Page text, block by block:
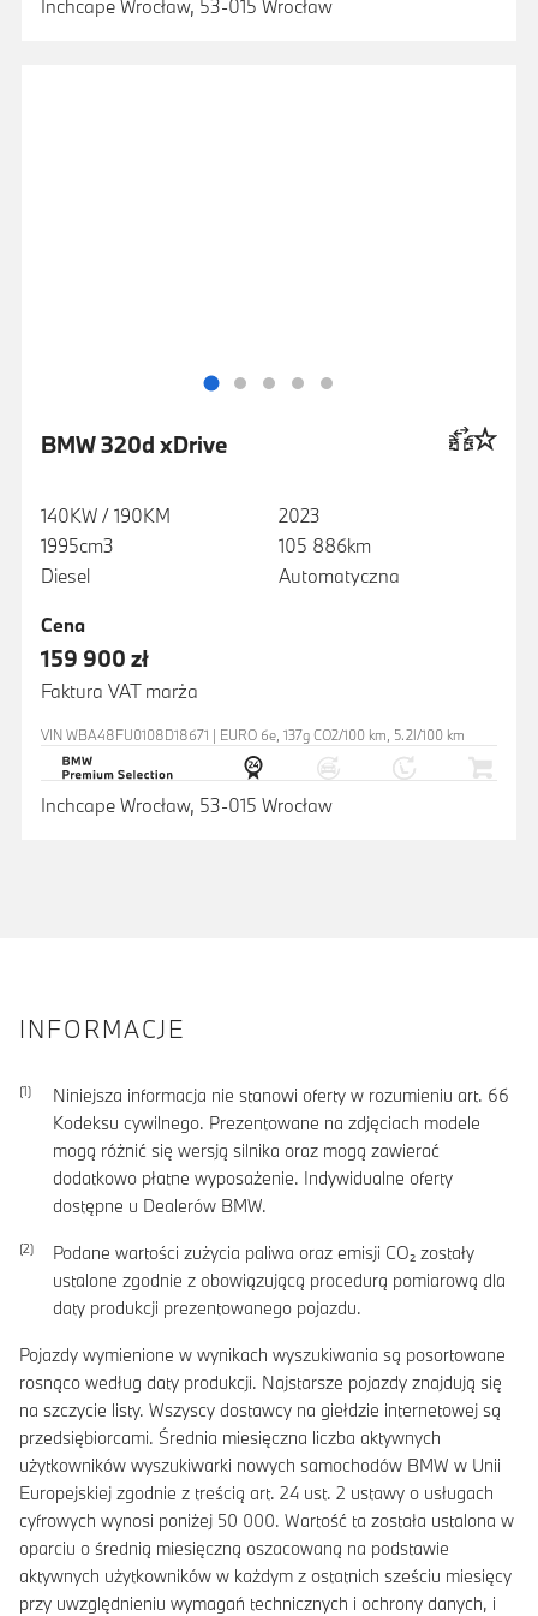
Inchcape Wrocław, 53-015 Wrocław
BMW 320d xDrive
140KW / 190KM
1995cm3
Diesel
2023
105 886km
Automatyczna
Cena
159 900 zł
Faktura VAT marża
VIN WBA48FU0108D18671 | EURO 6e, 137g CO2/100 km, 5.2l/100 km
Inchcape Wrocław, 53-015 Wrocław
INFORMACJE
Niniejsza informacja nie stanowi oferty w rozumieniu art. 66
Kodeksu cywilnego. Prezentowane na zdjęciach modele
mogą różnić się wersją silnika oraz mogą zawierać
dodatkowo płatne wyposażenie. Indywidualne oferty
dostępne u Dealerów BMW.
Podane wartości zużycia paliwa oraz emisji CO₂ zostały
ustalone zgodnie z obowiązującą procedurą pomiarową dla
daty produkcji prezentowanego pojazdu.
Pojazdy wymienione w wynikach wyszukiwania są posortowane
rosnąco według daty produkcji. Najstarsze pojazdy znajdują się
na szczycie listy. Wszyscy dostawcy na giełdzie internetowej są
przedsiębiorcami. Średnia miesięczna liczba aktywnych
użytkowników wyszukiwarki nowych samochodów BMW w Unii
Europejskiej zgodnie z treścią art. 24 ust. 2 ustawy o usługach
cyfrowych wynosi poniżej 50 000. Wartość ta została ustalona w
oparciu o średnią miesięczną oszacowaną na podstawie
aktywnych użytkowników w każdym z ostatnich sześciu miesięcy
przy uwzględnieniu wymagań technicznych i ochrony danych, i